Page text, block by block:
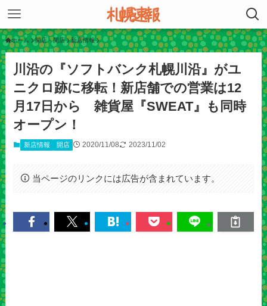
ホーム 開店・閉店 新店情報
川沿の『ソフトバンク札幌川沿』がユ
ニクロ跡に移転！新店舗での営業は12
月17日から 雑貨屋『SWEAT』も同時
オープン！
新店情報 開店 2020/11/08 2023/11/02
当ページのリンクには広告が含まれています。